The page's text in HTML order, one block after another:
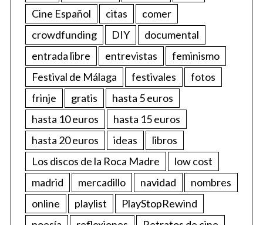
Cine Español
citas
comer
crowdfunding
DIY
documental
entrada libre
entrevistas
feminismo
Festival de Málaga
festivales
fotos
frinje
gratis
hasta 5 euros
hasta 10 euros
hasta 15 euros
hasta 20 euros
ideas
libros
Los discos de la Roca Madre
low cost
madrid
mercadillo navidad
nombres
online
playlist
PlayStopRewind